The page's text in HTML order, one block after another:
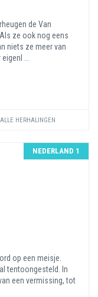
de Van
ze ook nog eens
niets ze meer van
...
ALLE HERHALINGEN
NEDERLAND 1
op een meisje.
tentoongesteld. In
een vermissing, tot